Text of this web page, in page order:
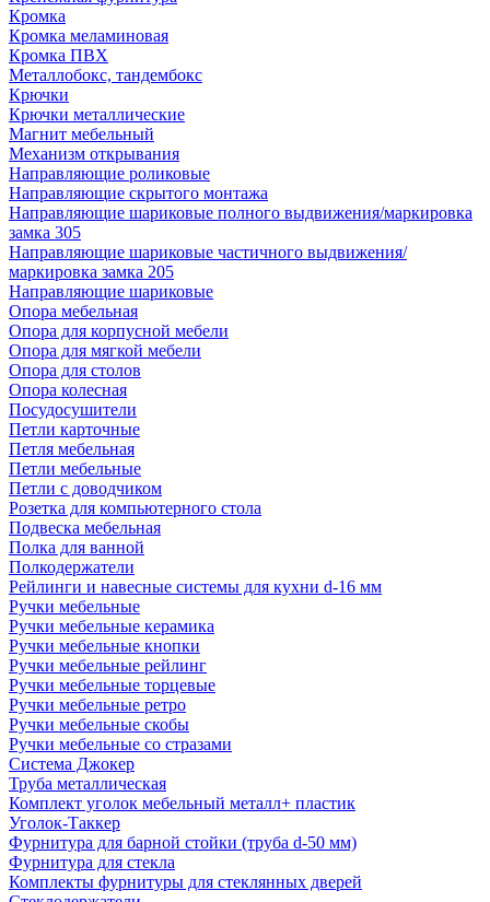
Кромка
Кромка меламиновая
Кромка ПВХ
Металлобокс, тандембокс
Крючки
Крючки металлические
Магнит мебельный
Механизм открывания
Направляющие роликовые
Направляющие скрытого монтажа
Направляющие шариковые полного выдвижения/маркировка
замка 305
Направляющие шариковые частичного выдвижения/
маркировка замка 205
Направляющие шариковые
Опора мебельная
Опора для корпусной мебели
Опора для мягкой мебели
Опора для столов
Опора колесная
Посудосушители
Петли карточные
Петля мебельная
Петли мебельные
Петли с доводчиком
Розетка для компьютерного стола
Подвеска мебельная
Полка для ванной
Полкодержатели
Рейлинги и навесные системы для кухни d-16 мм
Ручки мебельные
Ручки мебельные керамика
Ручки мебельные кнопки
Ручки мебельные рейлинг
Ручки мебельные торцевые
Ручки мебельные ретро
Ручки мебельные скобы
Ручки мебельные со стразами
Система Джокер
Труба металлическая
Комплект уголок мебельный металл+ пластик
Уголок-Таккер
Фурнитура для барной стойки (труба d-50 мм)
Фурнитура для стекла
Комплекты фурнитуры для стеклянных дверей